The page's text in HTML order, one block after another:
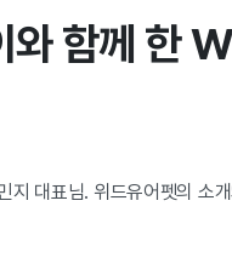
와 함께 한
지 대표님. 위드유어펫의 소